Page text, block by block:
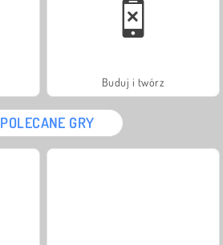
Buduj i twórz
POLECANE GRY